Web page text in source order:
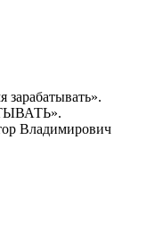
зарабатывать».
Владимирович